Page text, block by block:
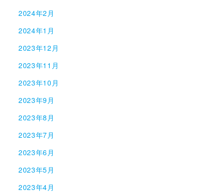
2024年2月
2024年1月
2023年12月
2023年11月
2023年10月
2023年9月
2023年8月
2023年7月
2023年6月
2023年5月
2023年4月